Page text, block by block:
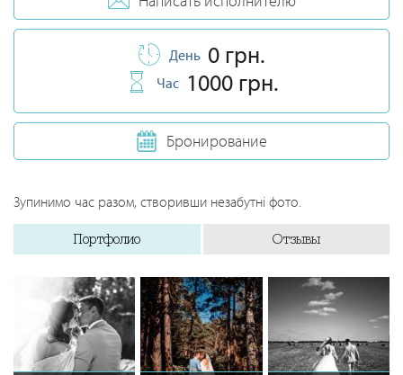
День 0 грн.
Час 1000 грн.
Бронирование
Зупинимо час разом, створивши незабутні фото.
Портфолио Отзывы